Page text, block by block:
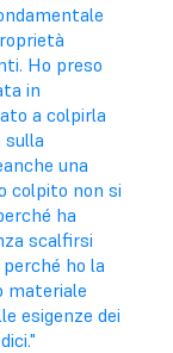
Ho preso
in
a colpirla
sulla
una
colpito non si
ha
scalfirsi
ho la
materiale
esigenze dei